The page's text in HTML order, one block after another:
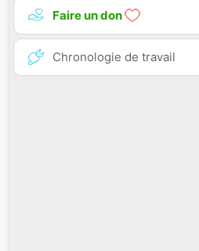
Faire un don
Chronologie de travail